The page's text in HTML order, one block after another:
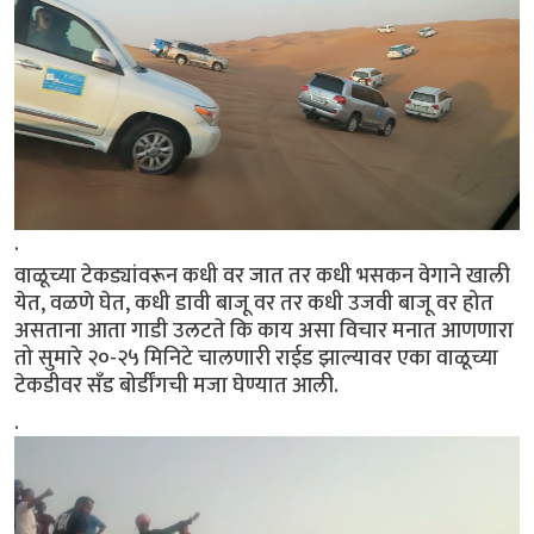
.
वाळूच्या टेकड्यांवरून कधी वर जात तर कधी भसकन वेगाने खाली
येत, वळणे घेत, कधी डावी बाजू वर तर कधी उजवी बाजू वर होत
असताना आता गाडी उलटते कि काय असा विचार मनात आणणारा
तो सुमारे २०-२५ मिनिटे चालणारी राईड झाल्यावर एका वाळूच्या
टेकडीवर सॅंड बोर्डींगची मजा घेण्यात आली.
.